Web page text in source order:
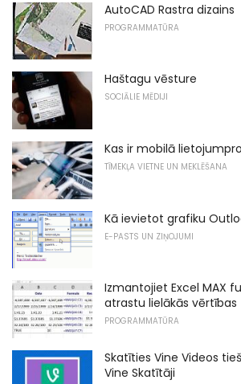
AutoCAD Rastra dizains
PROGRAMMATŪRA
Haštagu vēsture
SOCIĀLIE MĒDIJI
Kas ir mobilā
TĪMEKĻA VIETNE UN MEKLĒŠANA
Kā ievietot grafiku
E-PASTS UN ZIŅOJUMI
Izmantojiet Excel MAX
atrastu lielākās vērtības
PROGRAMMATŪRA
Skatīties Vine Videos
Vine Skatītāji